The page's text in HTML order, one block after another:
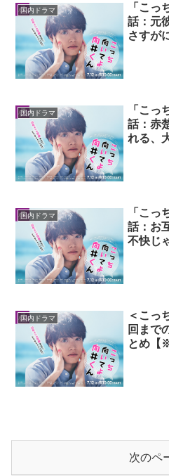
国内ドラマ
「こっ
話：元
さすが
国内ドラマ
「こっ
話：赤
れる、
国内ドラマ
「こっ
話：お
不快じ
国内ドラマ
＜こっ
回まで
とめ【
次のペ